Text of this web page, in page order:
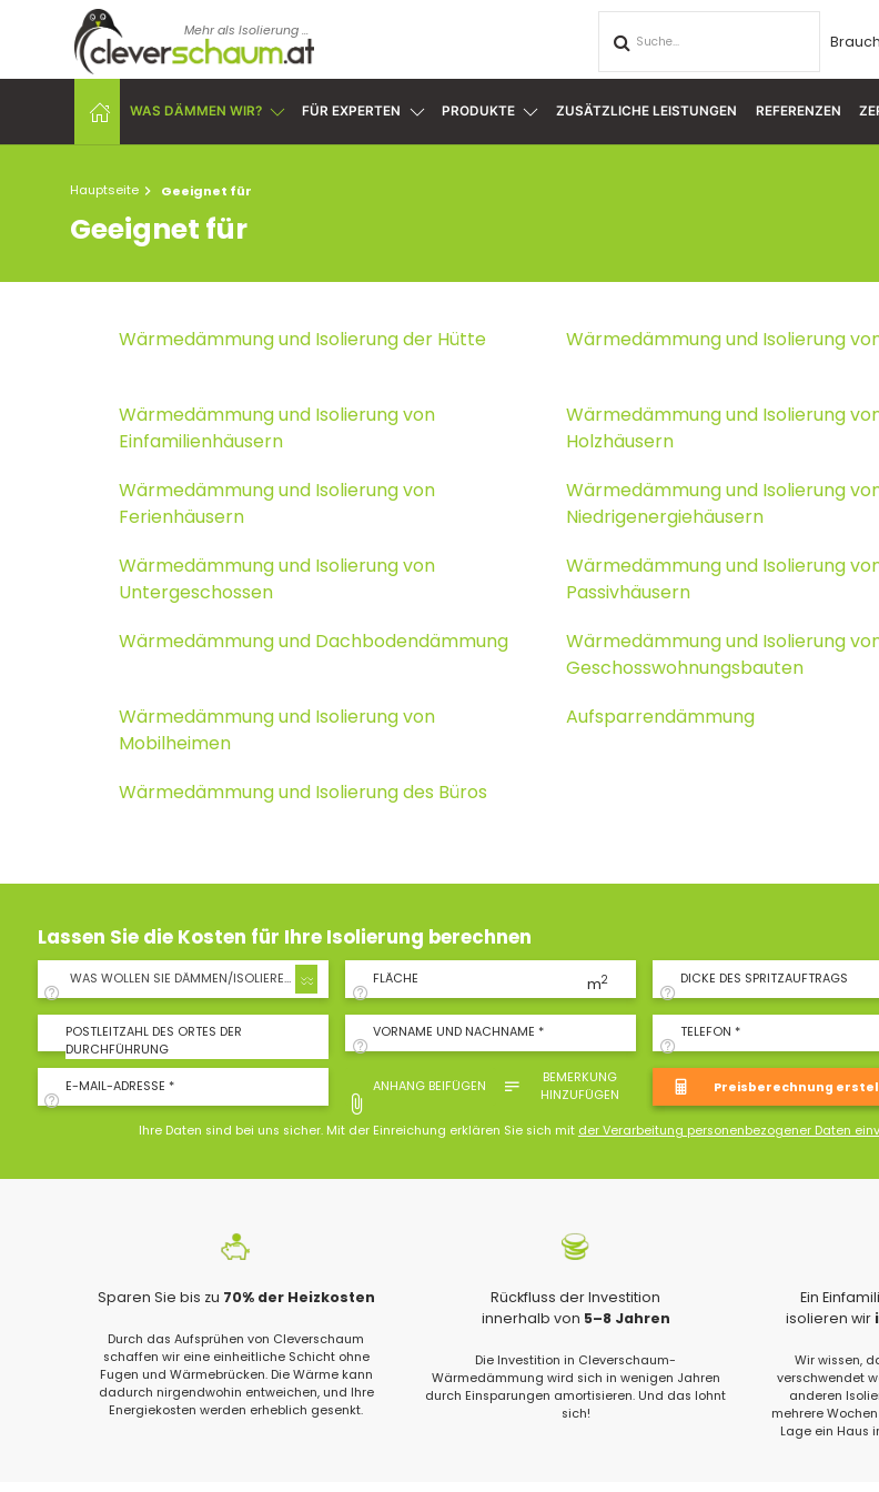
Mehr als Isolierung ...
WAS DÄMMEN WIR? FÜR EXPERTEN PRODUKTE ZUSÄTZLICHE LEISTUNGEN REFERENZEN
Hauptseite Geeignet für
Geeignet für
Wärmedämmung und Isolierung der Hütte Wärmedämmung und Isolierung
Wärmedämmung und Isolierung von
Einfamilienhäusern
Wärmedämmung und Isolierung
Holzhäusern
Wärmedämmung und Isolierung von
Ferienhäusern
Wärmedämmung und Isolierung
Niedrigenergiehäusern
Wärmedämmung und Isolierung von
Untergeschossen
Wärmedämmung und Isolierung
Passivhäusern
Wärmedämmung und Dachbodendämmung
Wärmedämmung und Isolierung
Geschosswohnungsbauten
Wärmedämmung und Isolierung von
Mobilheimen
Aufsparrendämmung
Wärmedämmung und Isolierung des Büros
Lassen Sie die Kosten für Ihre Isolierung berechnen
WAS WOLLEN SIE DÄMMEN/ISOLIEREN? FLÄCHE m2 DICKE DES SPRITZAUFTRAGS
POSTLEITZAHL DES ORTES DER
DURCHFÜHRUNG
VORNAME UND NACHNAME * TELEFON *
E-MAIL-ADRESSE * ANHANG BEIFÜGEN
BEMERKUNG
HINZUFÜGEN
Ihre Daten sind bei uns sicher. Mit der Einreichung erklären Sie sich mit der Verarbeitung personenbezogener Daten
Sparen Sie bis zu 70% der Heizkosten
Durch das Aufsprühen von Cleverschaum
schaffen wir eine einheitliche Schicht ohne
Fugen und Wärmebrücken. Die Wärme kann
dadurch nirgendwohin entweichen, und Ihre
Energiekosten werden erheblich gesenkt.
Rückfluss der Investition
innerhalb von 5–8 Jahren
Die Investition in Cleverschaum-
Wärmedämmung wird sich in wenigen Jahren
durch Einsparungen amortisieren. Und das lohnt
sich!
Ein
isolieren wir
Wir wissen,
verschwendet
anderen
mehrere
Lage ein Haus